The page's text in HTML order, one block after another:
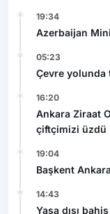
19:34
Azerbaijan
05:23
Çevre yolunda
16:20
Ankara Ziraat
çiftçimizi üzdü
19:04
Başkent
14:43
Yasa dışı